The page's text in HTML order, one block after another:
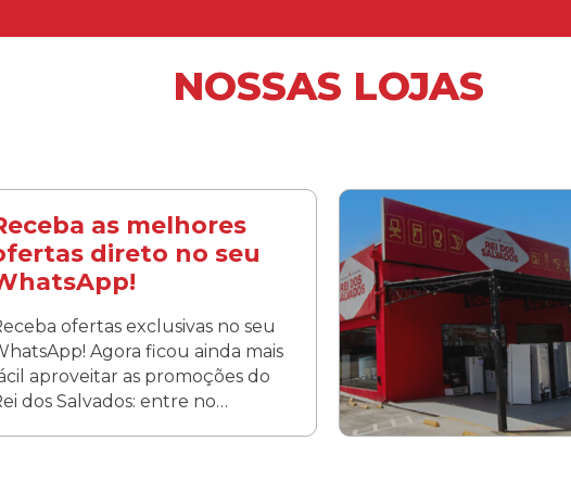
NOSSAS LOJAS
as melhores
direto no seu
ofertas exclusivas no seu
Agora ficou ainda mais
aproveitar as promoções do
dos Salvados: entre no…